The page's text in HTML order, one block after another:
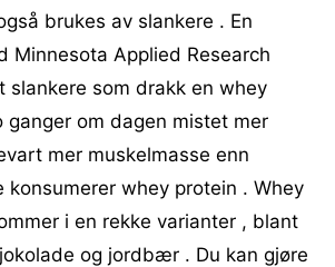
brukes av slankere . En
Minnesota Applied Research
slankere som drakk en whey
ganger om dagen mistet mer
mer muskelmasse enn
konsumerer whey protein . Whey
i en rekke varianter , blant
og jordbær . Du kan gjøre